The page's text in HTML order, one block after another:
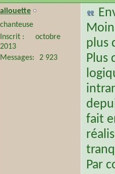
allouette
chanteuse
Inscrit
octobre
2013
Messages
2 923
plus
Plus
fait
Par